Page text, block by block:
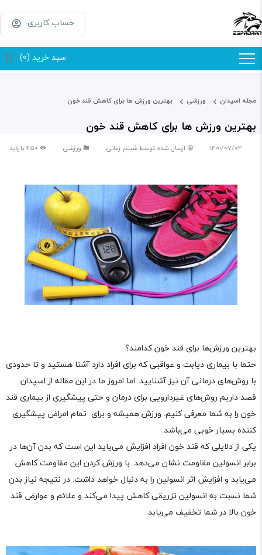
حساب کاربری
سبد خرید (0)
مجله اسپدان ورزشی بهترین ورزش ها برای کاهش قند خون
بهترین ورزش ها برای کاهش قند خون
۱۴۰۱/۰۷/۰۴ ارسال شده توسطشبنم زمانی ورزشی
بهترین ورزش‌ها برای قند خون کدامند؟
حتما با بیماری دیابت و عواقبی که برای افراد دارد آشنا هستید و تا حدودی
با روش‌های درمانی آن نیز آشنایید. اما امروز ما در این مقاله از اسپدان
قصد داریم روش‌های غیردارویی برای درمان و حتی پیشگیری از بیماری قند
خون را به شما معرفی کنیم. ورزش همیشه و برای تمام امراض پیشگیری
کننده بسیار خوبی می‌باشد.
یکی از دلایلی که قند خون افراد افزایش می‌یاید این است که بدن آن‌ها در
برابر انسولین مقاومت نشان می‌دهد. با ورزش کردن این مقاومت کاهش
می‌یابد و افزایش اثر انسولین را به دنبال خواهد داشت. در نتیجه نیاز بدن
شما نسبت به انسولین تزریقی کاهش پیدا می‌کند و علائم و عوارض قند
خون بالا در شما تخفیف می‌یابد.